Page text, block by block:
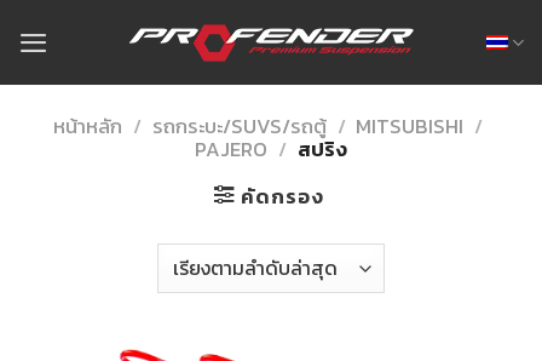
content
หน้าหลัก / รถกระบะ/SUVS/รถตู้ / MITSUBISHI /
PAJERO / สปริง
คัดกรอง